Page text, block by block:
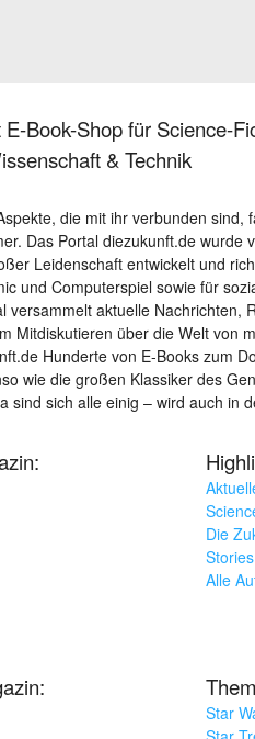
Book-Shop für Science-
& Technik
die mit ihr verbunden sind,
Das Portal diezukunft.de wurde
Leidenschaft entwickelt und
und Computerspiel sowie für
versammelt aktuelle Nachrichten,
Mitdiskutieren über die Welt von
Hunderte von E-Books zum
wie die großen Klassiker des
sind sich alle einig – wird auch in
Die
Alle
Star